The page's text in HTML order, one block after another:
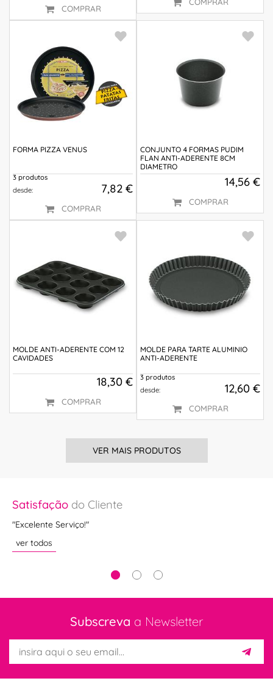
COMPRAR
FORMA PIZZA VENUS
3 produtos
desde:
7,82 €
COMPRAR
CONJUNTO 4 FORMAS PUDIM
FLAN ANTI-ADERENTE 8CM
DIAMETRO
14,56 €
COMPRAR
MOLDE ANTI-ADERENTE COM 12
CAVIDADES
18,30 €
COMPRAR
MOLDE PARA TARTE ALUMINIO
ANTI-ADERENTE
3 produtos
desde:
12,60 €
COMPRAR
VER MAIS PRODUTOS
Satisfação do Cliente
"Excelente Serviço!"
ver todos
Subscreva a Newsletter